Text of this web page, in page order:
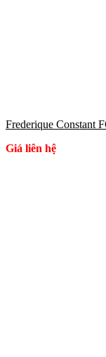
Frederique Constant
Giá liên hệ